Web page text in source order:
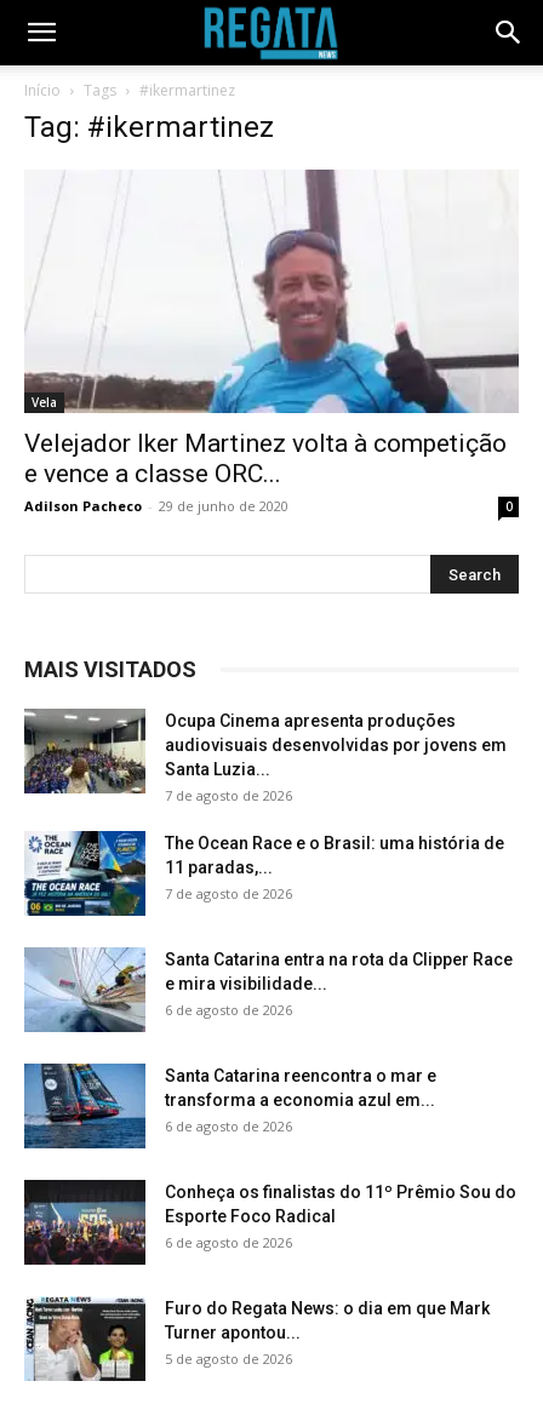
Início Tags #ikermartinez
Tag: #ikermartinez
Vela
Velejador Iker Martinez volta à competição
e vence a classe ORC...
Adilson Pacheco - 29 de junho de 2020 0
MAIS VISITADOS
Ocupa Cinema apresenta produções
audiovisuais desenvolvidas por jovens em
Santa Luzia...
7 de agosto de 2026
The Ocean Race e o Brasil: uma história de
11 paradas,...
7 de agosto de 2026
Santa Catarina entra na rota da Clipper Race
e mira visibilidade...
6 de agosto de 2026
Santa Catarina reencontra o mar e
transforma a economia azul em...
6 de agosto de 2026
Conheça os finalistas do 11º Prêmio Sou do
Esporte Foco Radical
6 de agosto de 2026
Furo do Regata News: o dia em que Mark
Turner apontou...
5 de agosto de 2026